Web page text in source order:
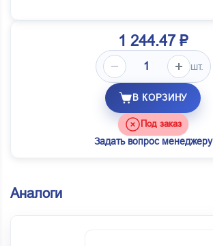
1 244.47 ₽
шт.
В КОРЗИНУ
Под заказ
Задать вопрос менеджеру
Аналоги